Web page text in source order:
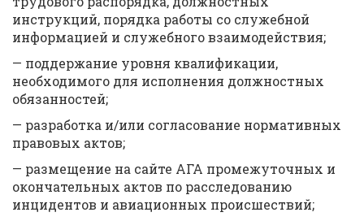
инструкций, порядка работы со служебной
информацией и служебного взаимодействия;
— поддержание уровня квалификации,
необходимого для исполнения должностных
обязанностей;
— разработка и/или согласование нормативных
правовых актов;
— размещение на сайте АГА промежуточных и
окончательных актов по расследованию
инцидентов и авиационных происшествий;